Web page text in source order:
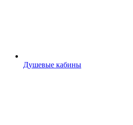
Душевые кабины